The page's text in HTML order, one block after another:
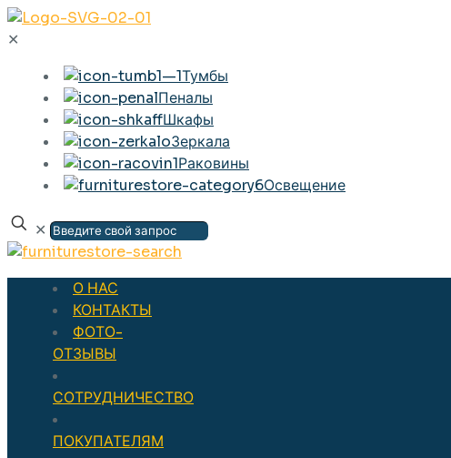
✕
Тумбы
Пеналы
Шкафы
Зеркала
Раковины
Освещение
✕
О НАС
КОНТАКТЫ
ФОТО-
ОТЗЫВЫ
СОТРУДНИЧЕСТВО
ПОКУПАТЕЛЯМ